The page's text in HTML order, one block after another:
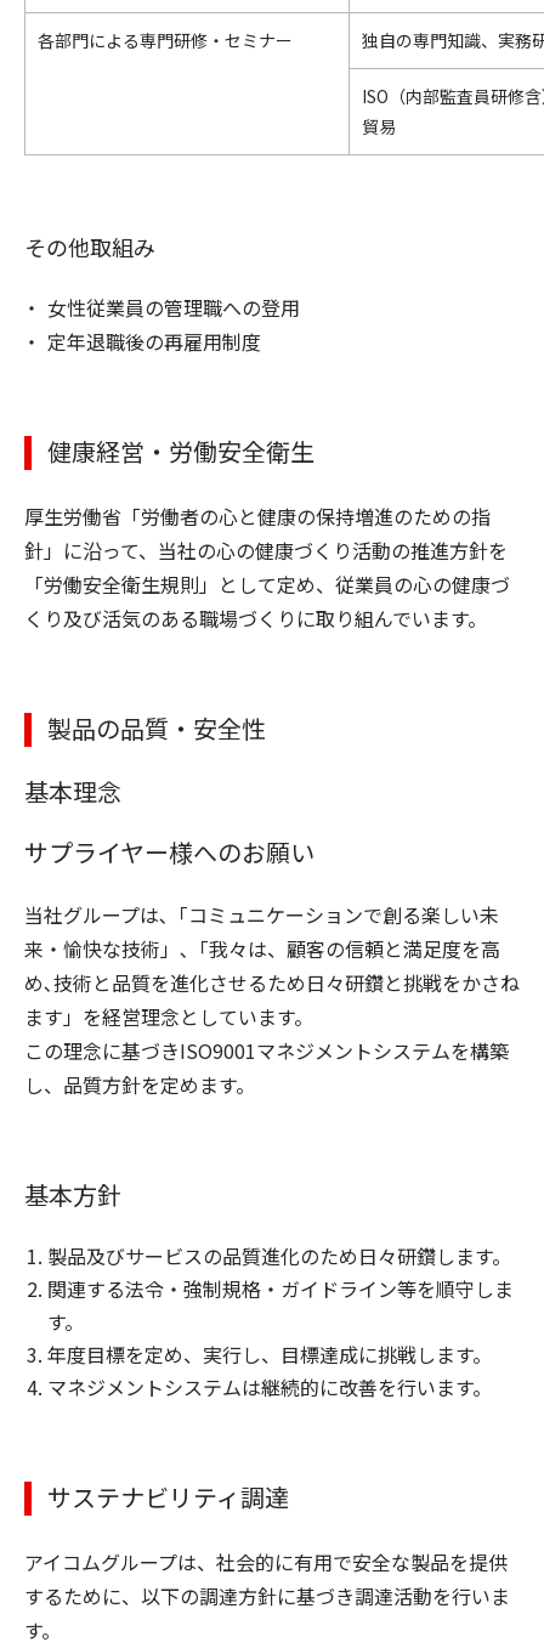
各部門による専門研修・セミナー 独自の専門知識、実務
ISO（内部監査員研修
貿易
その他取組み
女性従業員の管理職への登用
定年退職後の再雇用制度
健康経営・労働安全衛生
厚生労働省「労働者の心と健康の保持増進のための指
針」に沿って、当社の心の健康づくり活動の推進方針を
「労働安全衛生規則」として定め、従業員の心の健康づ
くり及び活気のある職場づくりに取り組んでいます。
製品の品質・安全性
基本理念
サプライヤー様へのお願い
当社グループは､「コミュニケーションで創る楽しい未
来・愉快な技術」､「我々は、顧客の信頼と満足度を高
め､技術と品質を進化させるため日々研鑽と挑戦をかさね
ます」を経営理念としています。
この理念に基づきISO9001マネジメントシステムを構築
し、品質方針を定めます。
基本方針
製品及びサービスの品質進化のため日々研鑽します。
関連する法令・強制規格・ガイドライン等を順守しま
す。
年度目標を定め、実行し、目標達成に挑戦します。
マネジメントシステムは継続的に改善を行います。
サステナビリティ調達
アイコムグループは、社会的に有用で安全な製品を提供
するために、以下の調達方針に基づき調達活動を行いま
す。